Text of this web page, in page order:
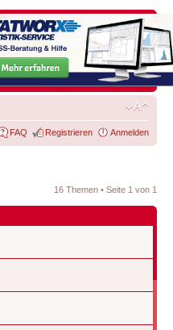
FAQ Registrieren Anmelden
16 Themen • Seite 1 von 1